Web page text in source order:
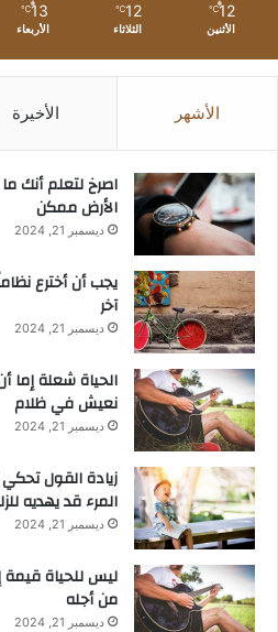
12
℃
الأثنين
12
℃
الثلاثاء
13
℃
الأربعاء
الأشهر الأخيرة
‫اصرخ لتعلم أنك
الأرض ممكن
ديسمبر 21, 2024
يجب أن أخترع
آخر
ديسمبر 21, 2024
الحياة شعلة إما
نعيش في ظلام
ديسمبر 21, 2024
زيادة القول
المرء قد يهديه
ديسمبر 21, 2024
ليس للحياة قيمة
من أجله
ديسمبر 21, 2024